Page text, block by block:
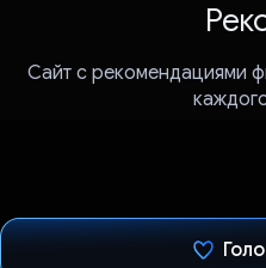
Сайт с рекомендациями